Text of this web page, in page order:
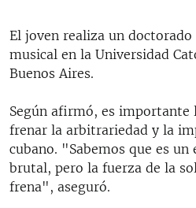
El joven realiza un doctorado
musical en la Universidad
Buenos Aires.
Según afirmó, es importante
frenar la arbitrariedad y la
cubano. "Sabemos que es
brutal, pero la fuerza de la
frena", aseguró.